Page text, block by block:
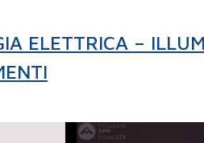
ELETTRICA –